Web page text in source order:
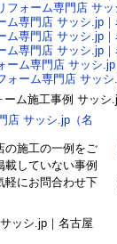
ーム施工事例 サッ
の施工の一例をご
していない事例
軽にお問合わせ下